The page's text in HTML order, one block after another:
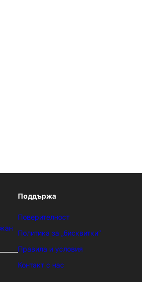
Поддържа
Поверителност
Политика за „бисквитки“
Правила и условия
Контакт с нас